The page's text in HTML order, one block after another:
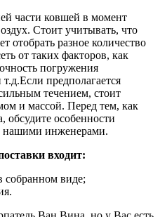
части ковшей в момент
Стоит учитывать, что
разное количество
от таких факторов, как
погружения
т.д.Если предполагается
течением, стоит
и массой. Перед тем, как
обсудите особенности
нашими инженерами.
входит:
собранном виде;